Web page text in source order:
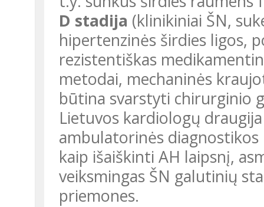
D stadija (klinikiniai ŠN,
hipertenzinės širdies ligos,
rezistentiškas
metodai, mechaninės
būtina svarstyti chirurginio
Lietuvos kardiologų
ambulatorinės
kaip išaiškinti AH laipsnį,
veiksmingas ŠN galutinių
priemones.